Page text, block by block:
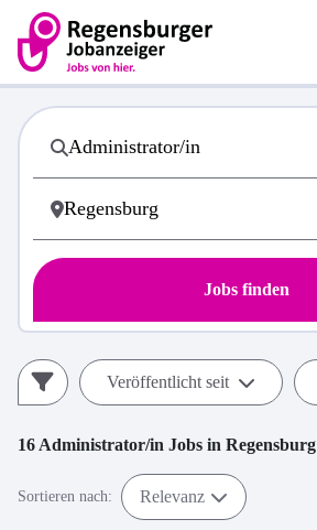
Jobs finden
Veröffentlicht seit
16 Administrator/in Jobs in Regensburg
Sortieren nach: Relevanz